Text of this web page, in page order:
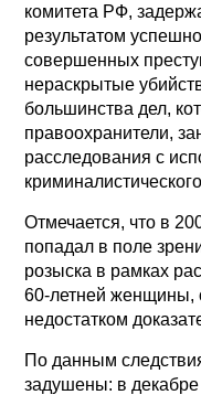
комитета РФ,
результатом
совершенных
нераскрытые
большинства дел,
правоохранители,
расследования с
Отмечается, что в
попадал в поле
розыска в рамках
60-летней женщины,
недостатком
По данным
задушены: в